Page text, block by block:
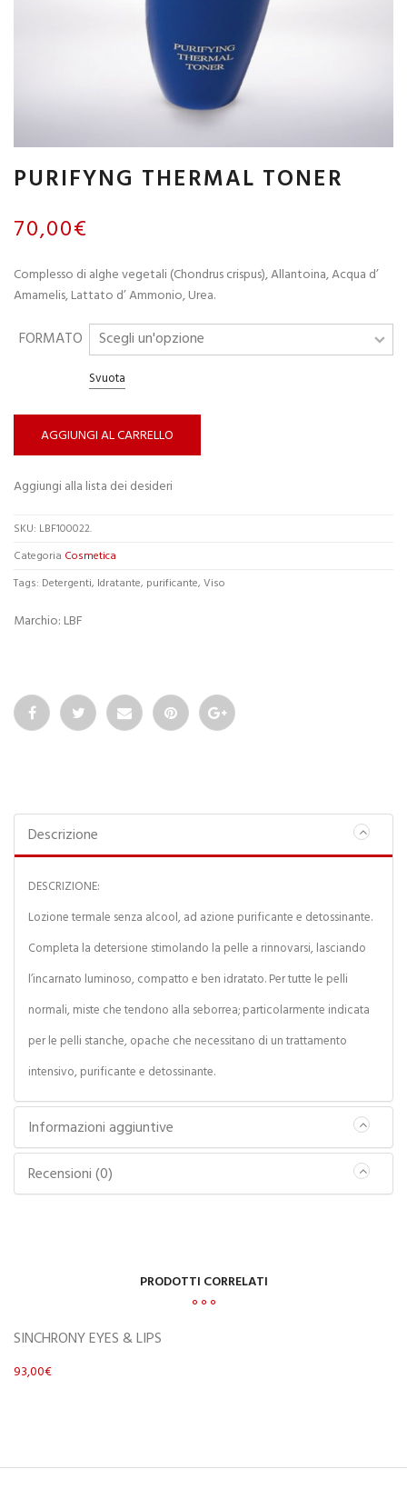
PURIFYNG THERMAL TONER
70,00€
Complesso di alghe vegetali (Chondrus crispus), Allantoina, Acqua d’
Amamelis, Lattato d’ Ammonio, Urea.
FORMATO
Svuota
AGGIUNGI AL CARRELLO
Aggiungi alla lista dei desideri
SKU: LBF100022.
Categoria Cosmetica
Tags: Detergenti, Idratante, purificante, Viso
Marchio: LBF
Descrizione
DESCRIZIONE:
Lozione termale senza alcool, ad azione purificante e detossinante.
Completa la detersione stimolando la pelle a rinnovarsi, lasciando
l’incarnato luminoso, compatto e ben idratato. Per tutte le pelli
normali, miste che tendono alla seborrea; particolarmente indicata
per le pelli stanche, opache che necessitano di un trattamento
intensivo, purificante e detossinante.
Informazioni aggiuntive
Recensioni (0)
PRODOTTI CORRELATI
SINCHRONY EYES & LIPS
93,00€